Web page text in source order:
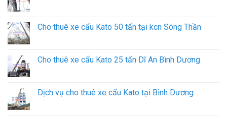
Cho thuê xe cẩu Kato 50 tấn tại kcn Sóng Thần
Cho thuê xe cẩu Kato 25 tấn Dĩ An Bình Dương
Dịch vụ cho thuê xe cẩu Kato tại Bình Dương